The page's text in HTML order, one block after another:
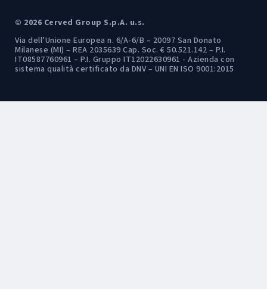
© 2026 Cerved Group S.p.A. u.s.
Via dell’Unione Europea n. 6/A-6/B – 20097 San Donato
Milanese (MI) – REA 2035639 Cap. Soc. € 50.521.142 – P.I.
IT08587760961 – P.I. Gruppo IT12022630961 - Azienda con
sistema qualità certificato da DNV – UNI EN ISO 9001:2015